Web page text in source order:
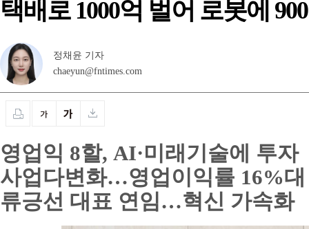
택배로 1000억 벌어 로봇에
정채윤 기자
chaeyun@fntimes.com
영업익 8할, AI·미래기술에 투자
사업다변화…영업이익률 16%대
류긍선 대표 연임…혁신 가속화